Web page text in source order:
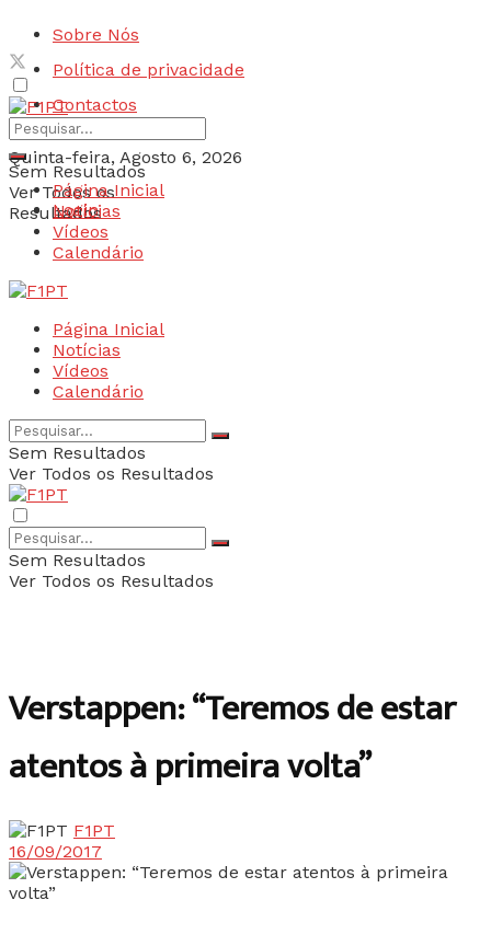
Sobre Nós
Política de privacidade
Contactos
Quinta-feira, Agosto 6, 2026
Login
Sem Resultados
Ver Todos os
Resultados
Página Inicial
Notícias
Vídeos
Calendário
Página Inicial
Notícias
Vídeos
Calendário
Sem Resultados
Ver Todos os Resultados
Sem Resultados
Ver Todos os Resultados
Verstappen: “Teremos de estar
atentos à primeira volta”
F1PT
16/09/2017